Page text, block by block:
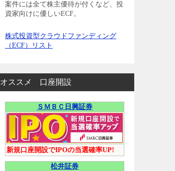
案件には全て株主優待が付くなど、投
資家向けに優しいECF。
株式投資型クラウドファンディング
（ECF）リスト
オススメ 口座開設
ＳＭＢＣ日興証券
新規口座開設でIPOの当選確率UP!
松井証券